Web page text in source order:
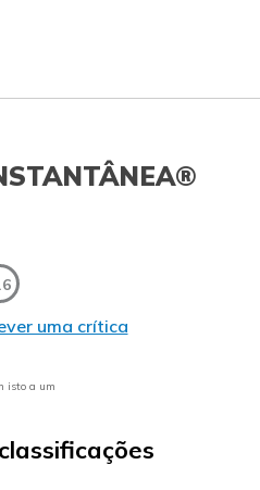
uma crítica
isto a um